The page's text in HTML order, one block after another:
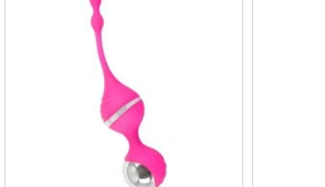
Svakom gamintojų.